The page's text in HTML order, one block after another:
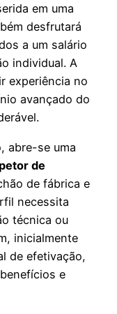
em uma
desfrutará
a um salário
individual. A
experiência no
avançado do
abre-se uma
de
de fábrica e
necessita
técnica ou
inicialmente
de efetivação,
e